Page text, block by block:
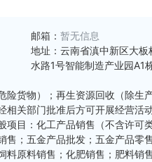
邮箱： 暂无信息
地址： 云南省滇中新区大板
水路1号智能制造产业园A1
险货物）；再生资源回收（除生
相关部门批准后方可开展经营活
目：化工产品销售（不含许可
售；五金产品批发；五金产品零
料原料销售；化肥销售；肥料销